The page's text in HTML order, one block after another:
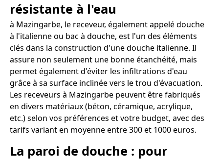
résistante à l'eau
à Mazingarbe, le receveur, également appelé douche
à l'italienne ou bac à douche, est l'un des éléments
clés dans la construction d'une douche italienne. Il
assure non seulement une bonne étanchéité, mais
permet également d'éviter les infiltrations d'eau
grâce à sa surface inclinée vers le trou d'évacuation.
Les receveurs à Mazingarbe peuvent être fabriqués
en divers matériaux (béton, céramique, acrylique,
etc.) selon vos préférences et votre budget, avec des
tarifs variant en moyenne entre 300 et 1000 euros.
La paroi de douche : pour